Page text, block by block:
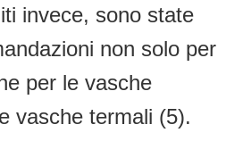
invece, sono state
non solo per
per le vasche
vasche termali (5).